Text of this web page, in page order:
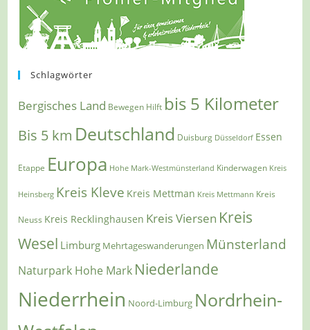
Schlagwörter
Bergisches Land Bewegen Hilft bis 5 Kilometer
Bis 5 km Deutschland Duisburg Düsseldorf Essen
Etappe Europa Hohe Mark-Westmünsterland Kinderwagen Kreis
Heinsberg Kreis Kleve Kreis Mettman Kreis Mettmann Kreis
Neuss Kreis Recklinghausen Kreis Viersen Kreis
Wesel Limburg Mehrtageswanderungen Münsterland
Naturpark Hohe Mark Niederlande
Niederrhein Noord-Limburg Nordrhein-